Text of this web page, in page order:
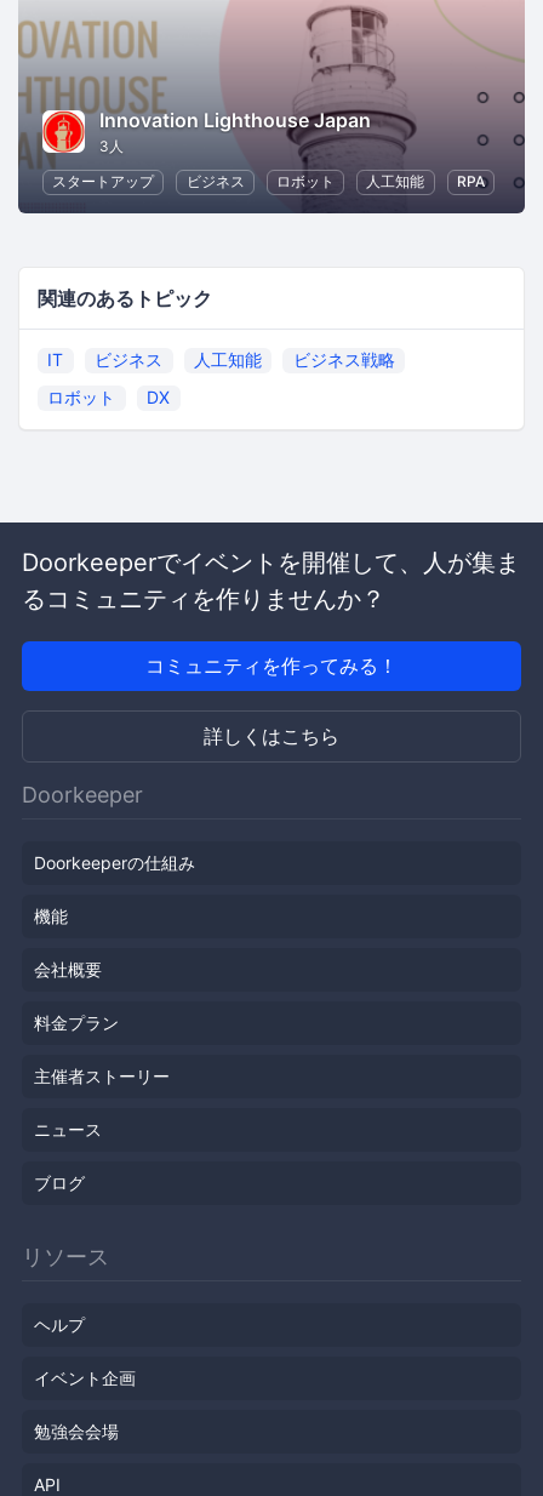
Innovation Lighthouse Japan
3人
スタートアップ
ビジネス ロボット 人工知能 RPA
関連のあるトピック
IT ビジネス 人工知能
ビジネス戦略
ロボット
DX
Doorkeeperでイベントを開催して、人が集ま
るコミュニティを作りませんか？
コミュニティを作ってみる！
詳しくはこちら
Doorkeeper
Doorkeeperの仕組み
機能
会社概要
料金プラン
主催者ストーリー
ニュース
ブログ
リソース
ヘルプ
イベント企画
勉強会会場
API